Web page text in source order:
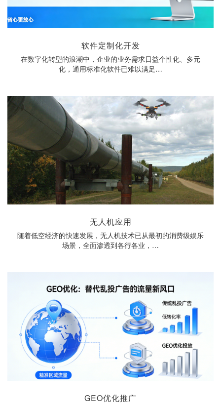
软件定制化开发
在数字化转型的浪潮中，企业的业务需求日益个性化、多元
化，通用标准化软件已难以满足…
无人机应用
随着低空经济的快速发展，无人机技术已从最初的消费级娱乐
场景，全面渗透到各行各业，…
GEO优化推广